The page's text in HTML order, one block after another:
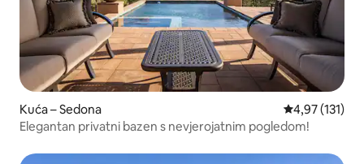
Kuća – Sedona Prosječna
4,97 (131)
Elegantan privatni bazen s nevjerojatnim pogledom!